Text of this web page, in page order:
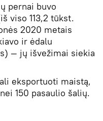
pernai buvo
viso 113,2 tūkst.
2020 metais
ir ėdalu
— jų išvežimai siekia
eksportuoti maistą,
150 pasaulio šalių.